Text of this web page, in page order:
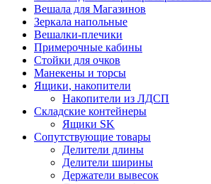
Вешала для Магазинов
Зеркала напольные
Вешалки-плечики
Примерочные кабины
Стойки для очков
Манекены и торсы
Ящики, накопители
Накопители из ЛДСП
Складские контейнеры
Ящики SK
Сопутствующие товары
Делители длины
Делители ширины
Держатели вывесок